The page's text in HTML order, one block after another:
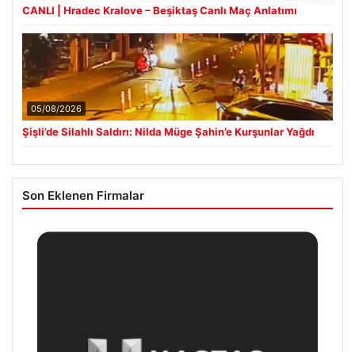
CANLI | Hradec Kralove – Beşiktaş Canlı Maç Anlatımı
05/08/2026
Şişli’de Silahlı Saldırı: Nilda Müge Şahin’e Kurşunlar Yağdı
Son Eklenen Firmalar